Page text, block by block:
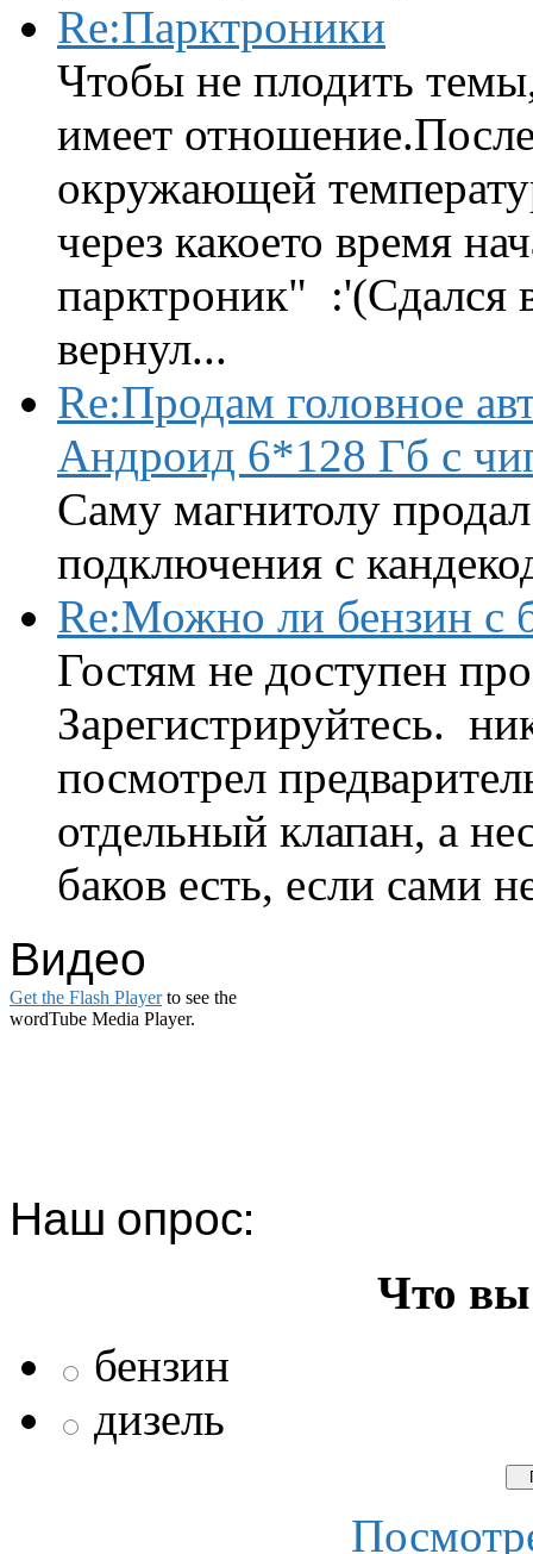
Re:Парктроники
Чтобы не плодить
имеет
окружающей
через какоето время
парктроник" :'(Сдался
вернул...
Re:Продам головное
Андроид 6*128 Гб с
Саму магнитолу
подключения с
Re:Можно ли бензин с
Гостям не доступен
Зарегистрируйтесь.
посмотрел
отдельный клапан, а
баков есть, если сами
Видео
Get the Flash Playerto see the
wordTube Media Player.
Наш опрос:
Что вы
бензин
дизель